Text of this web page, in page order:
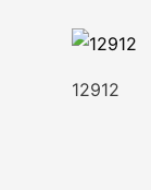
12912